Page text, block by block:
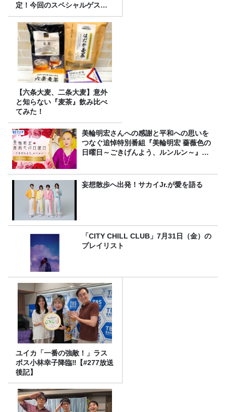
定！今回のスペシャルゲスト
は、タカアンドトシ！
【六条大麦、二条大麦】意外
と知らない『麦茶』飲み比べ
てみた！
美輪明宏さんへの感謝と平和への思いを
つなぐ追悼特別番組『美輪明宏 薔薇色の
日曜日～ごきげんよう、ルンルン～』
妄想散歩へ出発！サカイJr.が愛を語る
「CITY CHILL CLUB」7月31日（金）の
プレイリスト
ユイカ「一番の強敵！」ラス
ボス小林幸子降臨‼【#277放送
後記】